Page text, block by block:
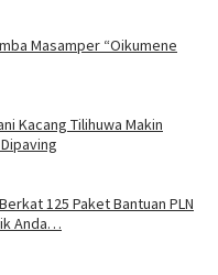
Masamper “Oikumene
Kacang Tilihuwa Makin
125 Paket Bantuan PLN
Anda…